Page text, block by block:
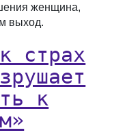
женщина,
выход.
страх
к